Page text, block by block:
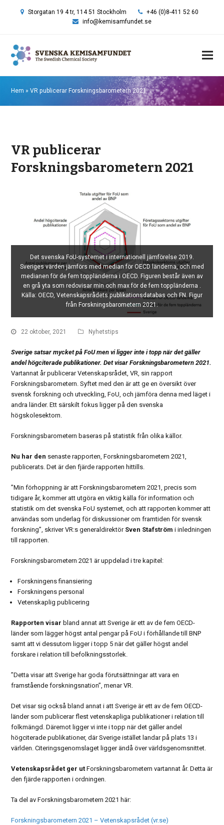
Storgatan 19 4 tr, 114 51 Stockholm
+46 (0)8-411 52 60
info@kemisamfundet.se
Hem »VR publicerar Forskningsbarometern 2021
VR publicerar
Forskningsbarometern 2021
Det svenska FoU-systemet i internationell jämförelse 2019.
Sveriges värden jämförs med median för OECD länderna, och med
medianen för de fem toppländerna i OECD. Figuren består även av
en grå yta som redovisar min och max för de fem toppländerna .
Källa: OECD, Vetenskapsrådets publikationsdatabas och FN. Figur
från Forskningsbarometern 2021.
22 oktober, 2021 Nyhetstips
Sverige satsar mycket på FoU men vi ligger inte i topp när det gäller
andel högciterade publikationer. Det visar Forskningsbarometern 2021.
Vartannat år publicerar Vetenskapsrådet, VR, sin rapport
Forskningsbarometern. Syftet med den är att ge en översikt över
svensk forskning och utveckling, FoU, och jämföra denna med läget i
andra länder. Ett särskilt fokus ligger på den svenska
högskolesektorn.
Forskningsbarometern baseras på statistik från olika källor.
Nu har den senaste rapporten, Forskningsbarometern 2021,
publicerats. Det är den fjärde rapporten hittills.
”Min förhoppning är att Forskningsbarometern 2021, precis som
tidigare år, kommer att utgöra en viktig källa för information och
statistik om det svenska FoU systemet, och att rapporten kommer att
användas som underlag för diskussioner om framtiden för svensk
forskning”, skriver VR:s generaldirektör Sven Stafström i inledningen
till rapporten.
Forskningsbarometern 2021 är uppdelad i tre kapitel:
Forskningens finansiering
Forskningens personal
Vetenskaplig publicering
Rapporten visar bland annat att Sverige är ett av de fem OECD-
länder som lägger högst antal pengar på FoU i förhållande till BNP
samt att vi dessutom ligger i topp 5 när det gäller högst andel
forskare i relation till befolkningsstorlek.
”Detta visar att Sverige har goda förutsättningar att vara en
framstående forskningsnation”, menar VR.
Det visar sig också bland annat i att Sverige är ett av de fem OECD-
länder som publicerar flest vetenskapliga publikationer i relation till
folkmängd. Däremot ligger vi inte i topp när det gäller andel
högciterade publikationer, där Sverige istället landar på plats 13 i
världen. Citeringsgenomslaget ligger ändå över världsgenomsnittet.
Vetenskapsrådet ger ut Forskningsbarometern vartannat år. Detta är
den fjärde rapporten i ordningen.
Ta del av Forskningsbarometern 2021 här:
Forskningsbarometern 2021 – Vetenskapsrådet (vr.se)